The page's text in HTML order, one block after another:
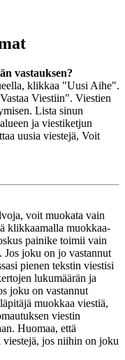
vastauksen?
klikkaa "Uusi Aihe".
Viestiin". Viestien
Lista sinun
ja viestiketjun
uusia viestejä, Voit
voit muokata vain
klikkaamalla muokkaa-
painike toimii vain
joku on jo vastannut
pienen tekstin viestisi
lukumäärän ja
joku on vastannut
muokkaa viestiä,
viestin
Huomaa, että
jos niihin on joku